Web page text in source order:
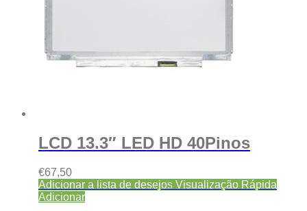
LCD 13.3″ LED HD 40Pinos
€67,50
Adicionar a lista de desejos Visualização Rápida
Adicionar